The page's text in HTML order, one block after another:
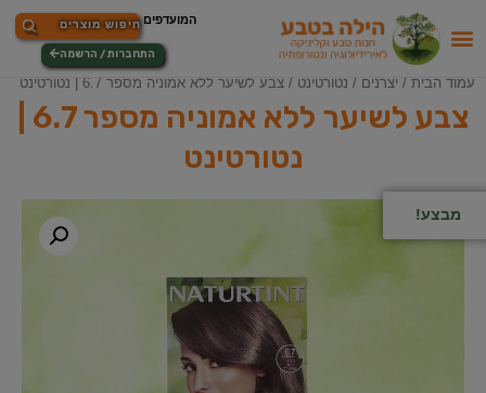
התחברות / הרשמה
עמוד הבית / יצרנים / נטורטינט / צבע לשיער ללא אמוניה מספר 6.7 | נטורטינט
נטורטינט
מבצע!